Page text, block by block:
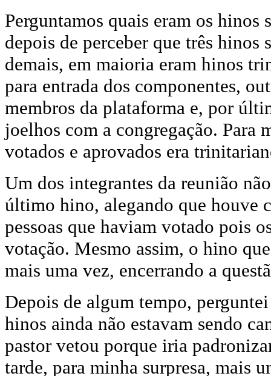
Perguntamos quais eram os
depois de perceber que três
demais, em maioria eram hinos
para entrada dos componentes,
membros da plataforma e, por
joelhos com a congregação. Para
votados e aprovados era
Um dos integrantes da reunião
último hino, alegando que houve
pessoas que haviam votado pois
votação. Mesmo assim, o hino
mais uma vez, encerrando a
Depois de algum tempo,
hinos ainda não estavam sendo
pastor vetou porque iria
tarde, para minha surpresa, mais